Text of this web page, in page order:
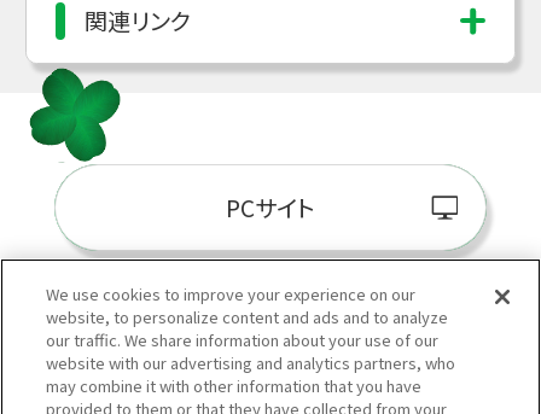
関連リンク
PCサイト
阪神百貨店E-
We use cookies to improve your experience on our
website, to personalize content and ads and to analyze
our traffic. We share information about your use of our
website with our advertising and analytics partners, who
may combine it with other information that you have
provided to them or that they have collected from your